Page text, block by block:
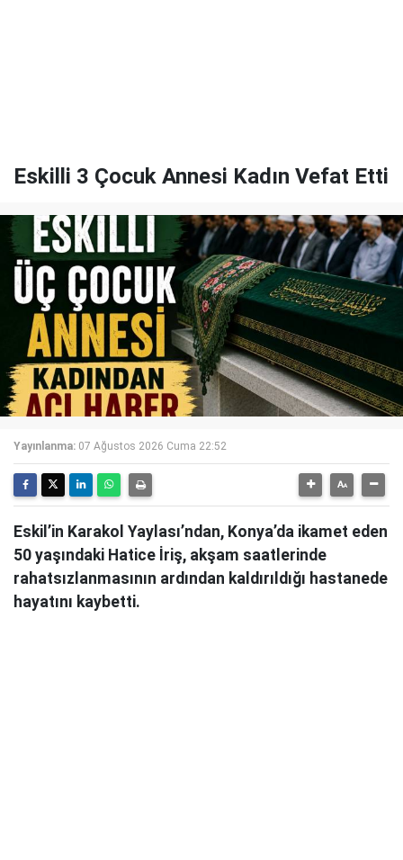
Eskilli 3 Çocuk Annesi Kadın Vefat Etti
Yayınlanma: 07 Ağustos 2026 Cuma 22:52
Eskil’in Karakol Yaylası’ndan, Konya’da ikamet eden
50 yaşındaki Hatice İriş, akşam saatlerinde
rahatsızlanmasının ardından kaldırıldığı hastanede
hayatını kaybetti.